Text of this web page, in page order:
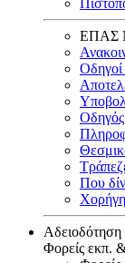
ΕΠΑΣ
Που
Αδειοδότηση
Φορείς εκπ.